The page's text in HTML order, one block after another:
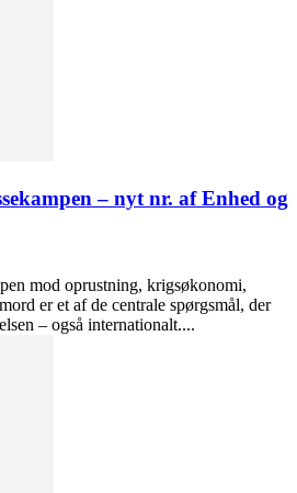
– nyt nr. af Enhed og
mod oprustning, krigsøkonomi,
er et af de centrale spørgsmål, der
– også internationalt....